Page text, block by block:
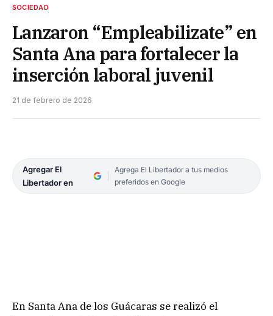
SOCIEDAD
Lanzaron “Empleabilizate” en
Santa Ana para fortalecer la
inserción laboral juvenil
21 de febrero de 2026
Agregar El
Libertador en
Agrega El Libertador a tus medios
preferidos en Google
En Santa Ana de los Guácaras se realizó el